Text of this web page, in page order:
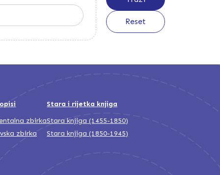
zbirka
zbirka
Stara i rijetka knjiga
Stara knjiga (1455-1850)
Stara knjiga (1850-1945)